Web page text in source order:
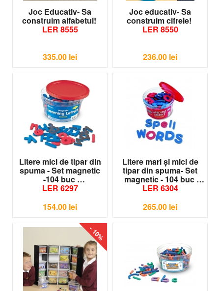
Joc Educativ- Sa
construim alfabetul!
LER 8555
335.00 lei
Joc educativ- Sa
construim cifrele!
LER 8550
236.00 lei
Litere mici de tipar din
spuma - Set magnetic
-104 buc
LER 6297
154.00 lei
Litere mari şi mici de
tipar din spuma- Set
magnetic - 104 buc
LER 6304
265.00 lei
- 10%